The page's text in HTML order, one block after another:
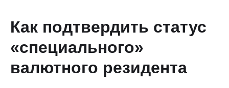
Как подтвердить статус
«специального»
валютного резидента